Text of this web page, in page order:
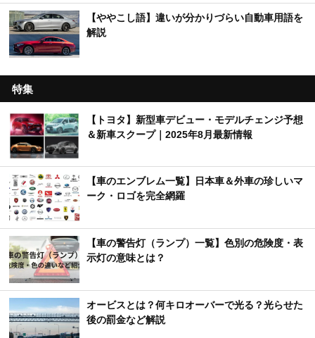
【ややこし語】違いが分かりづらい自動車用語を
解説
特集
【トヨタ】新型車デビュー・モデルチェンジ予想
＆新車スクープ｜2025年8月最新情報
【車のエンブレム一覧】日本車＆外車の珍しいマ
ーク・ロゴを完全網羅
【車の警告灯（ランプ）一覧】色別の危険度・表
示灯の意味とは？
オービスとは？何キロオーバーで光る？光らせた
後の罰金など解説